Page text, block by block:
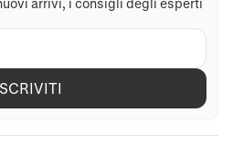
arrivi, i consigli degli esperti